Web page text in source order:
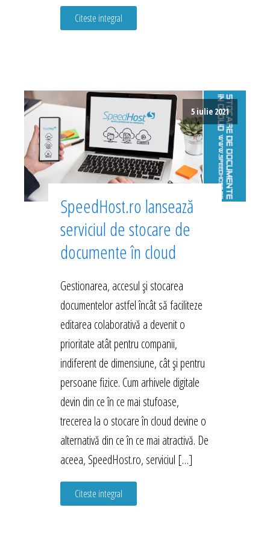
Citeste integral
5 iulie 2021
SpeedHost.ro lansează
serviciul de stocare de
documente în cloud
Gestionarea, accesul și stocarea
documentelor astfel încât să faciliteze
editarea colaborativă a devenit o
prioritate atât pentru companii,
indiferent de dimensiune, cât și pentru
persoane fizice. Cum arhivele digitale
devin din ce în ce mai stufoase,
trecerea la o stocare în cloud devine o
alternativă din ce în ce mai atractivă. De
aceea, SpeedHost.ro, serviciul […]
Citeste integral